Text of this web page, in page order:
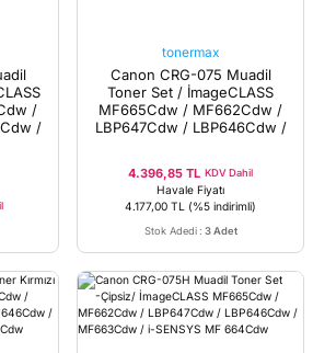
/
/
tonermax
Canon CRG-075 Muadil
Toner Set / İmageCLASS
MF665Cdw / MF662Cdw /
LBP647Cdw / LBP646Cdw /
4.396,85 TL KDV Dahil
Havale Fiyatı
4.177,00 TL (%5 indirimli)
Stok Adedi : 3 Adet